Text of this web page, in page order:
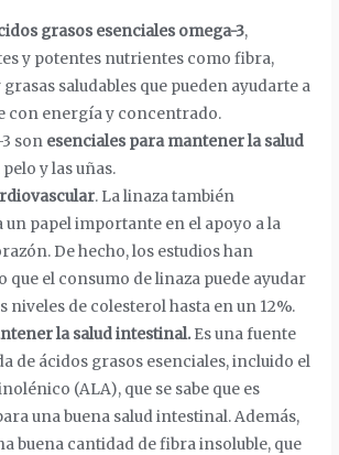
grasos esenciales omega-3,
y potentes nutrientes como fibra,
saludables que pueden ayudarte a
con energía y concentrado.
son esenciales para mantener la salud
pelo y las uñas.
. La linaza también
un papel importante en el apoyo a la
De hecho, los estudios han
que el consumo de linaza puede ayudar
niveles de colesterol hasta en un 12%.
la salud intestinal. Es una fuente
de ácidos grasos esenciales, incluido el
(ALA), que se sabe que es
una buena salud intestinal. Además,
buena cantidad de fibra insoluble, que